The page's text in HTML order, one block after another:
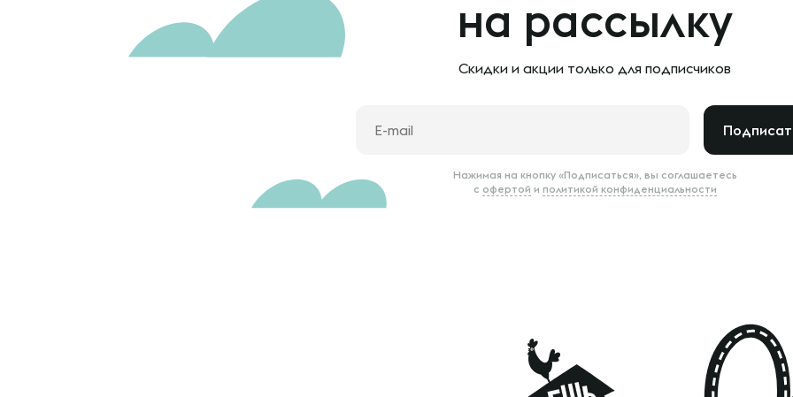
на рассылку
Скидки и акции только для подписчиков
Нажимая на кнопку «Подписаться», вы соглашаетесь
с офертой и политикой конфиденциальности